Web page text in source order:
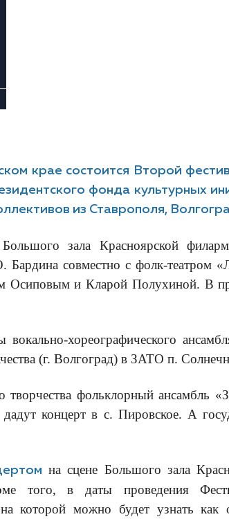
крае состоится Второй
фонда культурных
из Ставрополя,
зала Красноярской
совместно с фолк-театром
Осиповым и Кларой Полухиной. В
хореографического
(г. Волгоград) в ЗАТО п.
творчества фольклорный ансамбль
концерт в с. Пировское. А
на сцене Большого зала
того, в даты проведения
которой можно будет узнать как